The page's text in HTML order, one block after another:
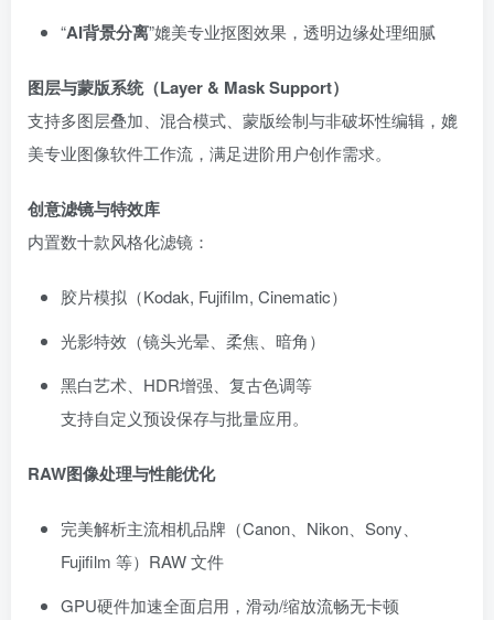
“AI背景分离”媲美专业抠图效果，透明边缘处理细腻
图层与蒙版系统（Layer & Mask Support）
支持多图层叠加、混合模式、蒙版绘制与非破坏性编辑，媲
美专业图像软件工作流，满足进阶用户创作需求。
创意滤镜与特效库
内置数十款风格化滤镜：
胶片模拟（Kodak, Fujifilm, Cinematic）
光影特效（镜头光晕、柔焦、暗角）
黑白艺术、HDR增强、复古色调等
支持自定义预设保存与批量应用。
RAW图像处理与性能优化
完美解析主流相机品牌（Canon、Nikon、Sony、
Fujifilm 等）RAW 文件
GPU硬件加速全面启用，滑动/缩放流畅无卡顿